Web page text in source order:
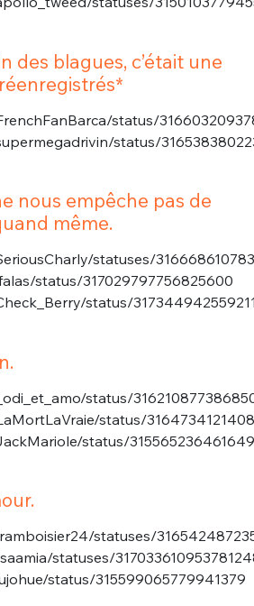
des blagues, c’était une
status/
status/
nous empêche pas de
même.
statuses/
status/317029797756825600
status/
status/
status/
status/
statuses/
statuses/
status/315599065779941379